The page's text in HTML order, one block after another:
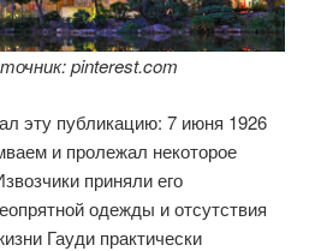
pinterest.com
эту публикацию: 7 июня 1926
и пролежал некоторое
приняли его
одежды и отсутствия
Гауди практически